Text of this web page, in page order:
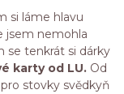
si láme hlavu
jsem nemohla
se tenkrát si dárky
karty od LU. Od
stovky svědkyň